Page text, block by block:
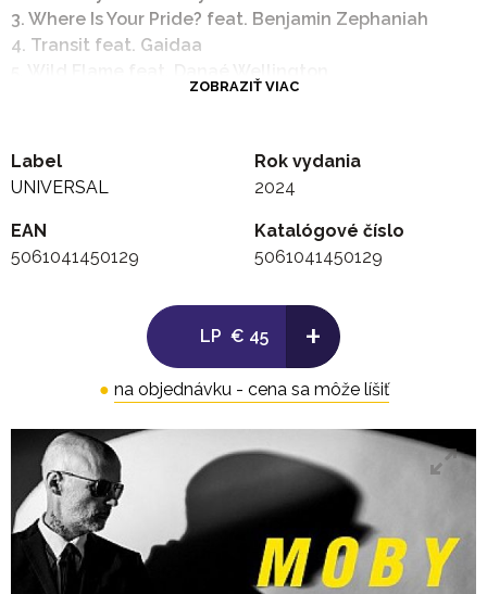
3. Where Is Your Pride? feat. Benjamin Zephaniah
4. Transit feat. Gaidaa
6. Precious Mind feat. India Carney
LP2
1. Feelings Come Undone feat. Raquel Rodriguez
3. We’re Going Wrong feat. Brie O’Banion
4. Fall Back feat. Akemi Fox
6. Ache For feat. José James
ZOBRAZIŤ VIAC
Label
UNIVERSAL
Rok vydania
2024
EAN
5061041450129
Katalógové číslo
5061041450129
LP € 45 +
● na objednávku - cena sa môže líšiť